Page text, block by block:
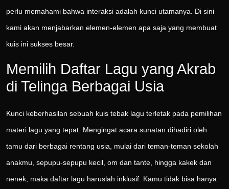
perlu memahami bahwa interaksi adalah kunci utamanya. Di sini
kami akan menjabarkan elemen-elemen apa saja yang membuat
kuis ini sukses besar.
Memilih Daftar Lagu yang Akrab
di Telinga Berbagai Usia
Kunci keberhasilan sebuah kuis tebak lagu terletak pada pemilihan
materi lagu yang tepat. Mengingat acara sunatan dihadiri oleh
tamu dari berbagai rentang usia, mulai dari teman-teman sekolah
anakmu, sepupu-sepupu kecil, om dan tante, hingga kakek dan
nenek, maka daftar lagu haruslah inklusif. Kamu tidak bisa hanya